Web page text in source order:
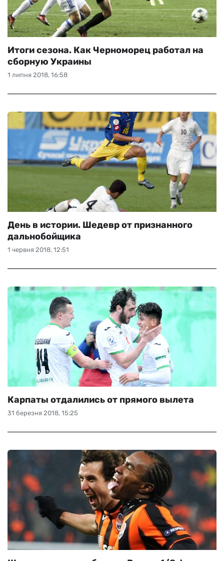
1 липня 2018, 16:58
Итоги сезона. Как Черноморец работал на
сборную Украины
1 червня 2018, 12:51
День в истории. Шедевр от признанного
дальнобойщика
31 березня 2018, 15:25
Карпаты отдалились от прямого вылета